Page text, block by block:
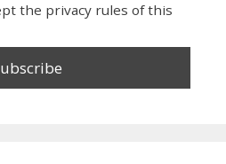
the privacy rules of this